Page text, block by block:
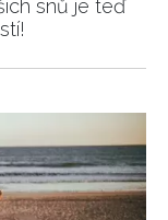
snů je teď